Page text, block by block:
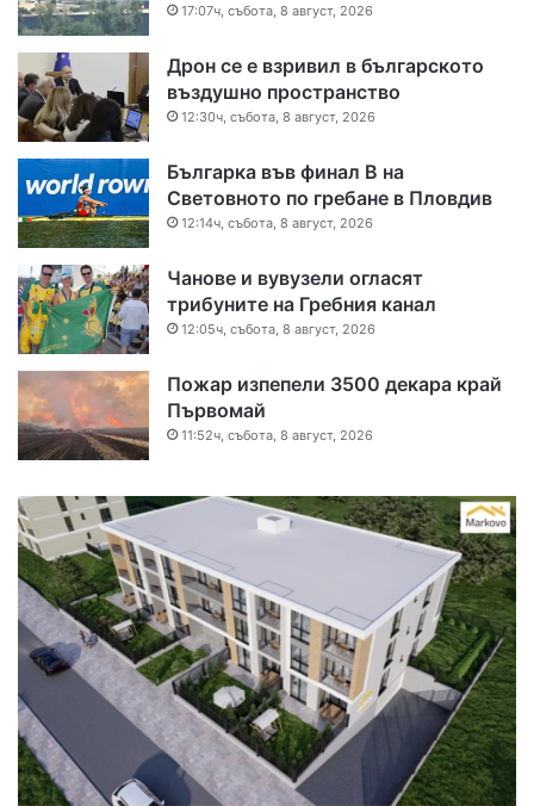
17:07ч, събота, 8 август, 2026
Дрон се е взривил в българското
въздушно пространство
12:30ч, събота, 8 август, 2026
Българка във финал B на
Световното по гребане в Пловдив
12:14ч, събота, 8 август, 2026
Чанове и вувузели огласят
трибуните на Гребния канал
12:05ч, събота, 8 август, 2026
Пожар изпепели 3500 декара край
Първомай
11:52ч, събота, 8 август, 2026